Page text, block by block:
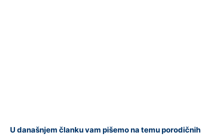
U današnjem članku vam pišemo na temu porodičnih